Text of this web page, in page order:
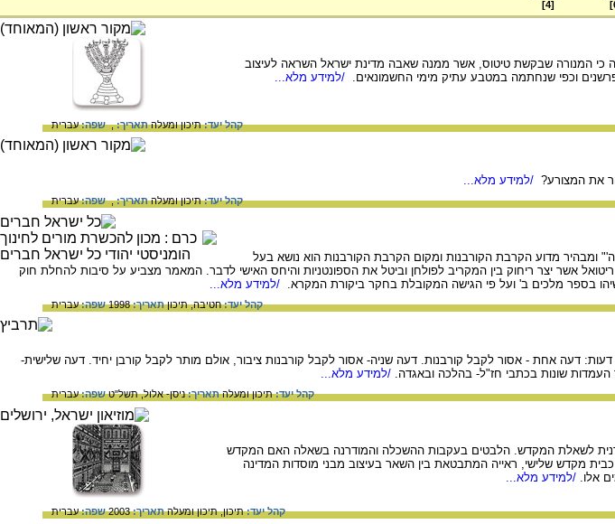
]
[
4
]
המנורה שבקשת טיטוס, אשר ממנה שאבה מדינת ישראל השראה לעיצוב
וכפי שנחתמה במטבע עתיק מימי החשמונאים. /למידע מלא...
קהל יעד:תיכון ומעלהתאריך:,שפה:עברית
את המצורע? /למידע מלא...
קהל יעד:תיכון ומעלהתאריך:,שפה:עברית
מדוע הקרבת הקורבנות ומקום הקרבת הקורבנות הוא נושא בעל
אשר יצר ריחוק בין המקריב לפולחן וביטל את הספונטניות והיחס האישי לדבר. המאמר מצביע על סיבות להחלת חוק
בספר מלכים ב' ועל פי הגישה המקובלת בחקר ביקורת המקרא.
/למידע מלא...
קהל יעד:חטיבה,תיכוןתאריך:1998 שפה:עברית
דעות: דעה אחת - אסור לקבל קורבנות. דעה שניה- אסור לקבל קורבנות ציבור, אולם מותר לקבל קורבן יחיד. דעה שלישית-
שונות בכתבי חז"ל- בהלכה ובאגדה. /למידע מלא...
קהל יעד:תיכון ומעלהתאריך:ניסן- אלול, תשל"טשפה:עברית
לשאלת המקדש. הלבטים בעקבות ההשכלה והמודרנה בשאלה האם המקדש
כבית מקדש שלישי, ראייה המתבטאת בין השאר בעיצוב מבני מוסדות המדינה
אלו. /למידע מלא...
קהל יעד:תיכון,תיכון ומעלהתאריך:2003 שפה:עברית